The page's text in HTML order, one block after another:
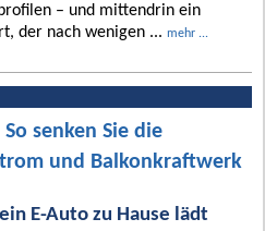
– und mittendrin ein
der nach wenigen ... mehr ...
senken Sie die
und Balkonkraftwerk
E-Auto zu Hause lädt